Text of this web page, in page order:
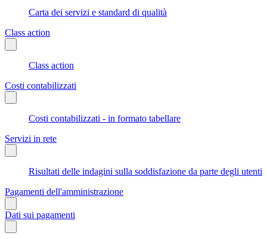
Carta dei servizi e standard di qualità
Class action
Class action
Costi contabilizzati
Costi contabilizzati - in formato tabellare
Servizi in rete
Risultati delle indagini sulla soddisfazione da parte degli utenti
Pagamenti dell'amministrazione
Dati sui pagamenti